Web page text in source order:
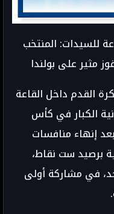
للسيدات: المنتخب
مثير على بولندا
القدم داخل القاعة
الكبار في كأس
إنهاء منافسات
برصيد ست نقاط،
في مشاركة أولى